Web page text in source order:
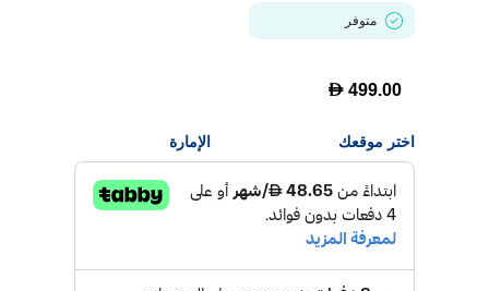
متوفر
D 499.00
اختر موقعك الإمارة